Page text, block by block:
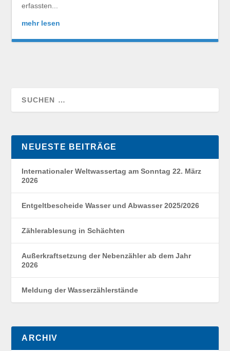
erfassten...
mehr lesen
NEUESTE BEITRÄGE
Internationaler Weltwassertag am Sonntag 22. März
2026
Entgeltbescheide Wasser und Abwasser 2025/2026
Zählerablesung in Schächten
Außerkraftsetzung der Nebenzähler ab dem Jahr
2026
Meldung der Wasserzählerstände
ARCHIV